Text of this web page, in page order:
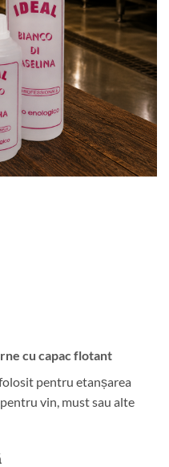
lei.
cu capac flotant
pentru etanșarea
vin, must sau alte